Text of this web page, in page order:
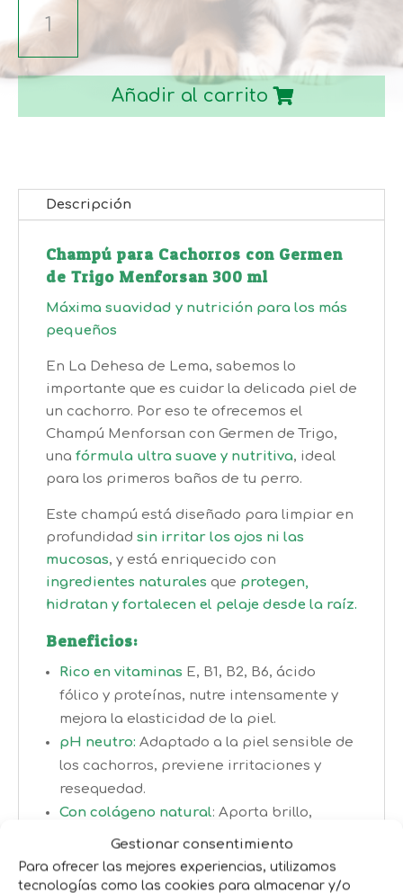
Gestionar consentimiento
Para ofrecer las mejores experiencias, utilizamos
tecnologías como las cookies para almacenar y/o
GERMEN
DE
PARA
Añadir al carrito
Descripción
Champú para Cachorros con Germen
de Trigo Menforsan 300 ml
Máxima suavidad y nutrición para los más
pequeños
En La Dehesa de Lema, sabemos lo
importante que es cuidar la delicada piel de
un cachorro. Por eso te ofrecemos el
Champú Menforsan con Germen de Trigo,
una fórmula ultra suave y nutritiva, ideal
para los primeros baños de tu perro.
Este champú está diseñado para limpiar en
profundidad sin irritar los ojos ni las
mucosas, y está enriquecido con
ingredientes naturales que protegen,
hidratan y fortalecen el pelaje desde la raíz.
Beneficios:
Rico en vitaminas E, B1, B2, B6, ácido
fólico y proteínas, nutre intensamente y
mejora la elasticidad de la piel.
pH neutro: Adaptado a la piel sensible de
los cachorros, previene irritaciones y
resequedad.
Con colágeno natural: Aporta brillo,
suavidad y facilita el desenredado del
pelaje.
Efecto antioxidante: Estimula el